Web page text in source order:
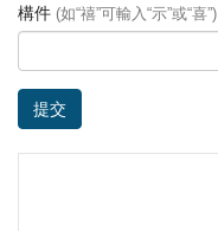
構件 (如“禧”可輸入“示”或“喜”)
提交